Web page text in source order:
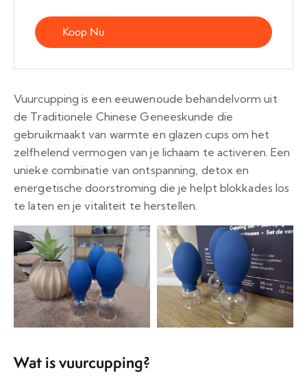
Koop Nu
Vuurcupping is een eeuwenoude behandelvorm uit
de Traditionele Chinese Geneeskunde die
gebruikmaakt van warmte en glazen cups om het
zelfhelend vermogen van je lichaam te activeren. Een
unieke combinatie van ontspanning, detox en
energetische doorstroming die je helpt blokkades los
te laten en je vitaliteit te herstellen.
Wat is vuurcupping?